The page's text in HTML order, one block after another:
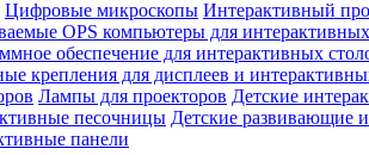
Цифровые микроскопы Интерактивный
OPS компьютеры для
обеспечение для интерактивных
крепления для дисплеев и
Лампы для проекторов Детские
песочницы Детские развивающие
панели